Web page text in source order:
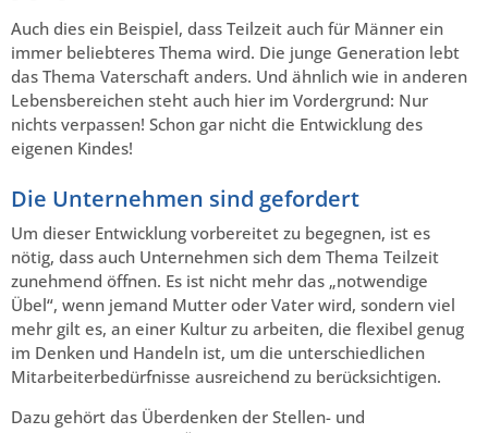
Auch dies ein Beispiel, dass Teilzeit auch für Männer ein
immer beliebteres Thema wird. Die junge Generation lebt
das Thema Vaterschaft anders. Und ähnlich wie in anderen
Lebensbereichen steht auch hier im Vordergrund: Nur
nichts verpassen! Schon gar nicht die Entwicklung des
eigenen Kindes!
Die Unternehmen sind gefordert
Um dieser Entwicklung vorbereitet zu begegnen, ist es
nötig, dass auch Unternehmen sich dem Thema Teilzeit
zunehmend öffnen. Es ist nicht mehr das „notwendige
Übel“, wenn jemand Mutter oder Vater wird, sondern viel
mehr gilt es, an einer Kultur zu arbeiten, die flexibel genug
im Denken und Handeln ist, um die unterschiedlichen
Mitarbeiterbedürfnisse ausreichend zu berücksichtigen.
Dazu gehört das Überdenken der Stellen- und